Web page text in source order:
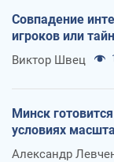
Совпадение
игроков или
Виктор Швец
Минск
условиях
Александр